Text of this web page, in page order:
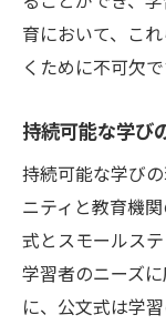
育において、こ
くために不可欠で
持続可能な学び
持続可能な学び
ニティと教育機
式とスモールス
学習者のニーズ
に、公文式は学